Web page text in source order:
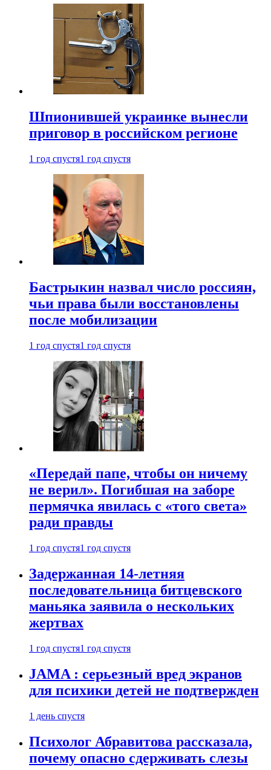
Шпионившей украинке вынесли
приговор в российском регионе
1 год спустя1 год спустя
Бастрыкин назвал число россиян,
чьи права были восстановлены
после мобилизации
1 год спустя1 год спустя
«Передай папе, чтобы он ничему
не верил». Погибшая на заборе
пермячка явилась с «того света»
ради правды
1 год спустя1 год спустя
Задержанная 14-летняя
последовательница битцевского
маньяка заявила о нескольких
жертвах
1 год спустя1 год спустя
JAMA : серьезный вред экранов
для психики детей не подтвержден
1 день спустя
Психолог Абравитова рассказала,
почему опасно сдерживать слезы